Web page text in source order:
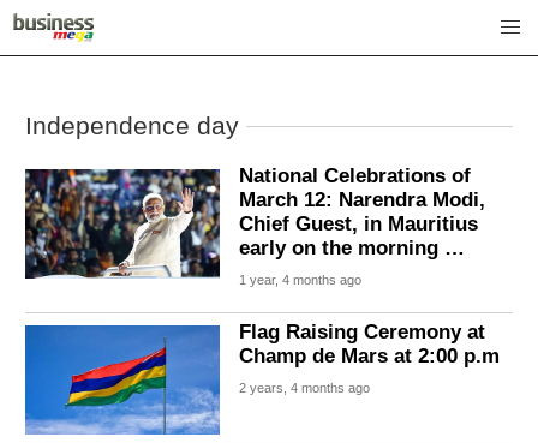
Independence day
National Celebrations of
March 12: Narendra Modi,
Chief Guest, in Mauritius
early on the morning …
1 year, 4 months ago
Flag Raising Ceremony at
Champ de Mars at 2:00 p.m
2 years, 4 months ago